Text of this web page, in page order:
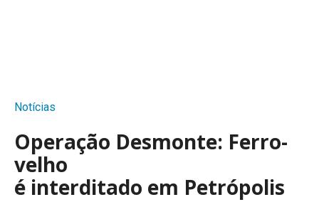
Notícias
Operação Desmonte: Ferro-
velho
é interditado em Petrópolis